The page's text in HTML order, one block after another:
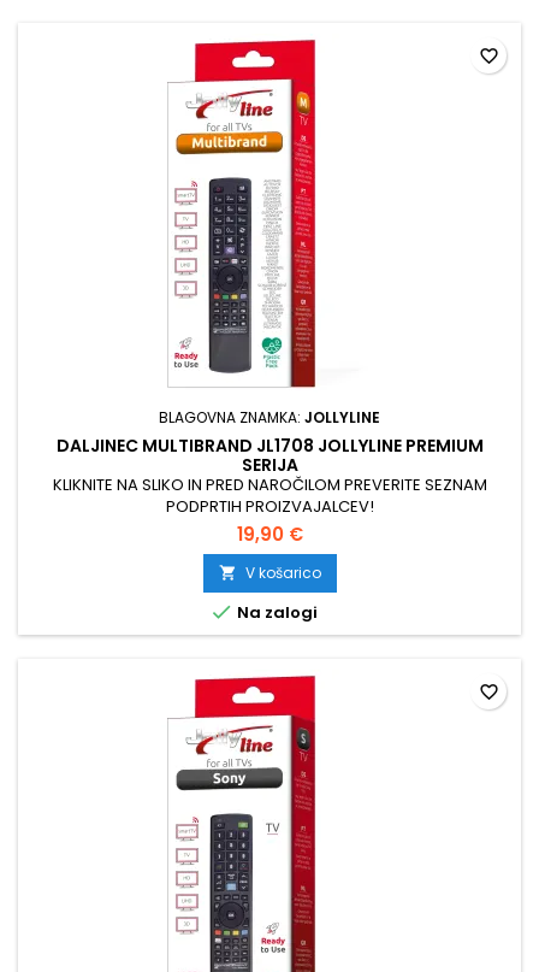
BLAGOVNA ZNAMKA: JOLLYLINE
DALJINEC MULTIBRAND JL1708 JOLLYLINE PREMIUM
SERIJA
KLIKNITE NA SLIKO IN PRED NAROČILOM PREVERITE SEZNAM
PODPRTIH PROIZVAJALCEV!
19,90 €
 V košarico
 Na zalogi
favorite_border
favorite_border